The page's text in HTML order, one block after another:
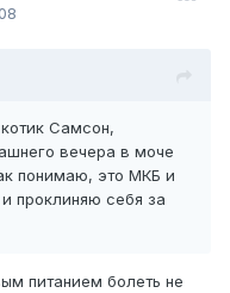
Самсон,
вечера в моче
понимаю, это МКБ и
проклиняю себя за
питанием болеть не